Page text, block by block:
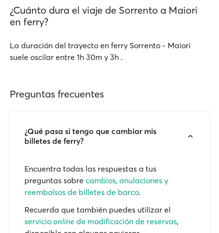
¿Cuánto dura el viaje de Sorrento a Maiori
en ferry?
La duración del trayecto en ferry Sorrento - Maiori
suele oscilar entre 1h 30m y 3h .
Preguntas frecuentes
¿Qué pasa si tengo que cambiar mis
billetes de ferry?
Encuentra todas las respuestas a tus
preguntas sobre cambios, anulaciones y
reembolsos de billetes de barco.
Recuerda que también puedes utilizar el
servicio online de modificación de reservas,